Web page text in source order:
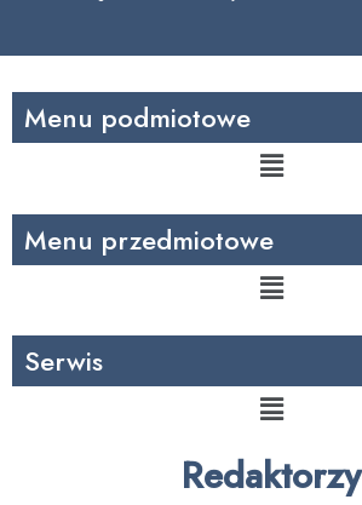
Menu podmiotowe
Menu
Menu przedmiotowe
Menu
Serwis
Menu
Redaktorzy